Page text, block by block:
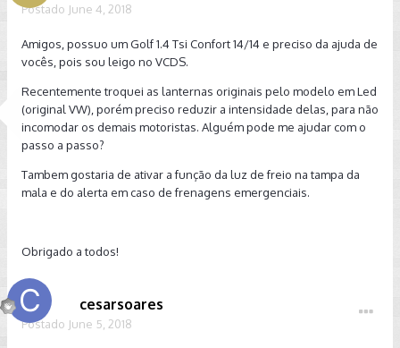
Postado June 4, 2018
Amigos, possuo um Golf 1.4 Tsi Confort 14/14 e preciso da ajuda de
vocês, pois sou leigo no VCDS.
Recentemente troquei as lanternas originais pelo modelo em Led
(original VW), porém preciso reduzir a intensidade delas, para não
incomodar os demais motoristas. Alguém pode me ajudar com o
passo a passo?
Tambem gostaria de ativar a função da luz de freio na tampa da
mala e do alerta em caso de frenagens emergenciais.
Obrigado a todos!
cesarsoares
Postado June 5, 2018